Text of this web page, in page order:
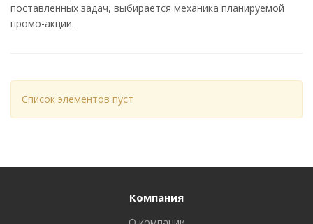
поставленных задач, выбирается механика планируемой
промо-акции.
Список элементов пуст
Компания